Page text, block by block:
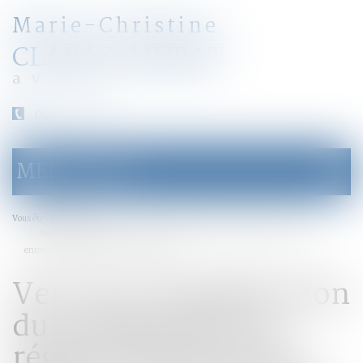
Marie-Christine
CLARAZ-MURAT
avocat
le
menu
MENU
Vous êtes ici :
entrepreneurs - Mariage - Le Particulier
Vers une simplification
du changement de